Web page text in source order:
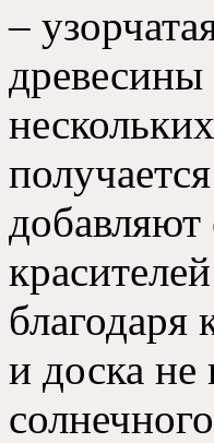
–
благодаря
и доска не